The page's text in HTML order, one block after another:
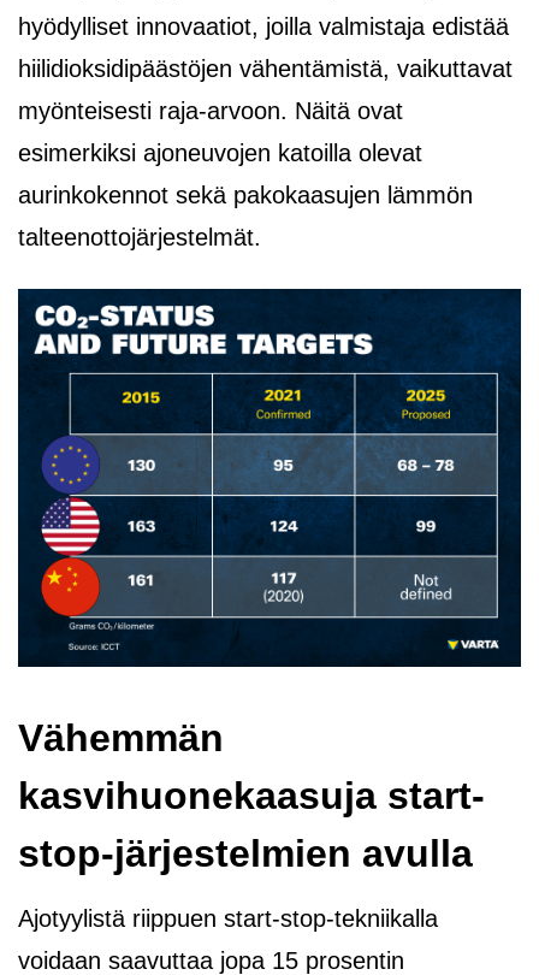
hyödylliset innovaatiot, joilla valmistaja edistää
hiilidioksidipäästöjen vähentämistä, vaikuttavat
myönteisesti raja-arvoon. Näitä ovat
esimerkiksi ajoneuvojen katoilla olevat
aurinkokennot sekä pakokaasujen lämmön
talteenottojärjestelmät.
Vähemmän
kasvihuonekaasuja start-
stop-järjestelmien avulla
Ajotyylistä riippuen start-stop-tekniikalla
voidaan saavuttaa jopa 15 prosentin